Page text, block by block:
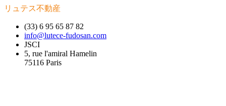
リュテス不動産
(33) 6 95 65 87 82
info@lutece-fudosan.com
JSCI
5, rue l'amiral Hamelin
75116 Paris